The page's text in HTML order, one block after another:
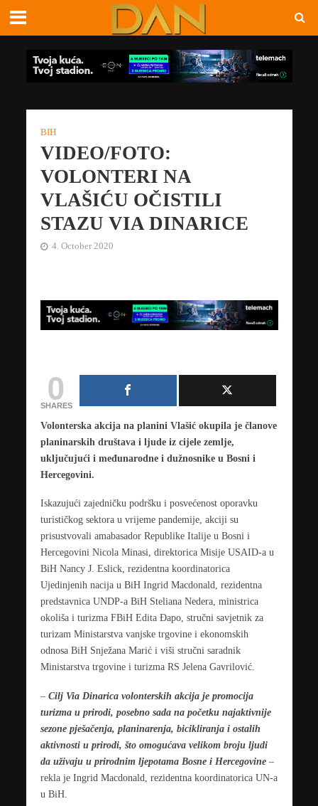
BIH
VIDEO/FOTO:
VOLONTERI NA
VLAŠIĆU OČISTILI
STAZU VIA DINARICE
4. October 2020
0
SHARES
Volonterska akcija na planini Vlašić okupila je članove
planinarskih društava i ljude iz cijele zemlje,
uključujući i međunarodne i dužnosnike u Bosni i
Hercegovini.
Iskazujući zajedničku podršku i posvećenost oporavku
turističkog sektora u vrijeme pandemije, akciji su
prisustvovali amabasador Republike Italije u Bosni i
Hercegovini Nicola Minasi, direktorica Misije USAID-a u
BiH Nancy J. Eslick, rezidentna koordinatorica
Ujedinjenih nacija u BiH Ingrid Macdonald, rezidentna
predstavnica UNDP-a BiH Steliana Nedera, ministrica
okoliša i turizma FBiH Edita Đapo, stručni savjetnik za
turizam Ministarstva vanjske trgovine i ekonomskih
odnosa BiH Snježana Marić i viši stručni saradnik
Ministarstva trgovine i turizma RS Jelena Gavrilović.
– Cilj Via Dinarica volonterskih akcija je promocija
turizma u prirodi, posebno sada na početku najaktivnije
sezone pješačenja, planinarenja, bicikliranja i ostalih
aktivnosti u prirodi, što omogućava velikom broju ljudi
da uživaju u prirodnim ljepotama Bosne i Hercegovine–
rekla je Ingrid Macdonald, rezidentna koordinatorica UN-a
u BiH.